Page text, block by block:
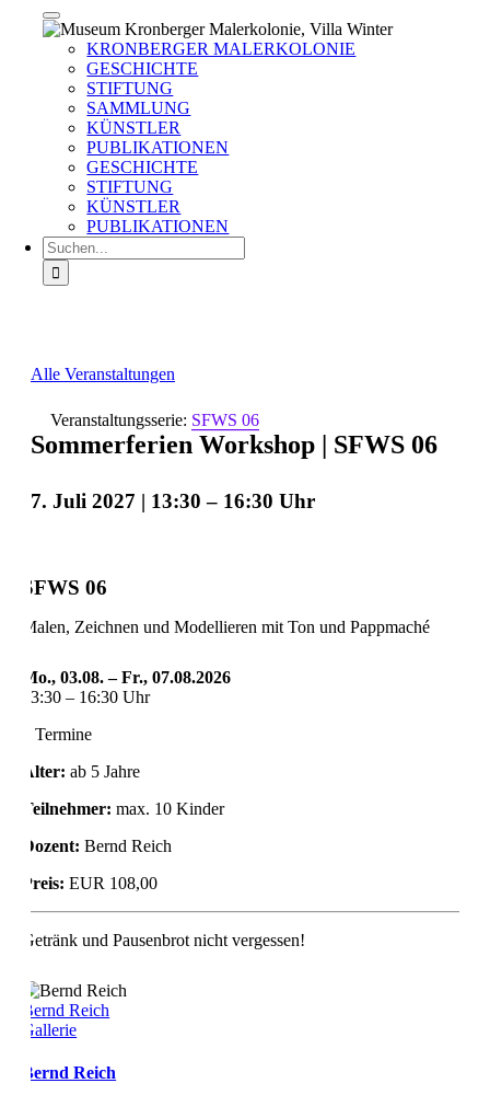
KRONBERGER MALERKOLONIE
GESCHICHTE
STIFTUNG
SAMMLUNG
KÜNSTLER
PUBLIKATIONEN
GESCHICHTE
STIFTUNG
KÜNSTLER
PUBLIKATIONEN
Suche
nach:
Alle Veranstaltungen
Veranstaltungsserie: SFWS 06
Sommerferien Workshop | SFWS 06
7. Juli 2027 | 13:30 – 16:30
SFWS 06
Malen, Zeichnen und Modellieren mit Ton und Pappmaché
Mo., 03.08. – Fr., 07.08.2026
13:30 – 16:30 Uhr
5 Termine
Alter: ab 5 Jahre
Teilnehmer: max. 10 Kinder
Dozent: Bernd Reich
Preis: EUR 108,00
Getränk und Pausenbrot nicht vergessen!
Bernd Reich
Gallerie
Bernd Reich